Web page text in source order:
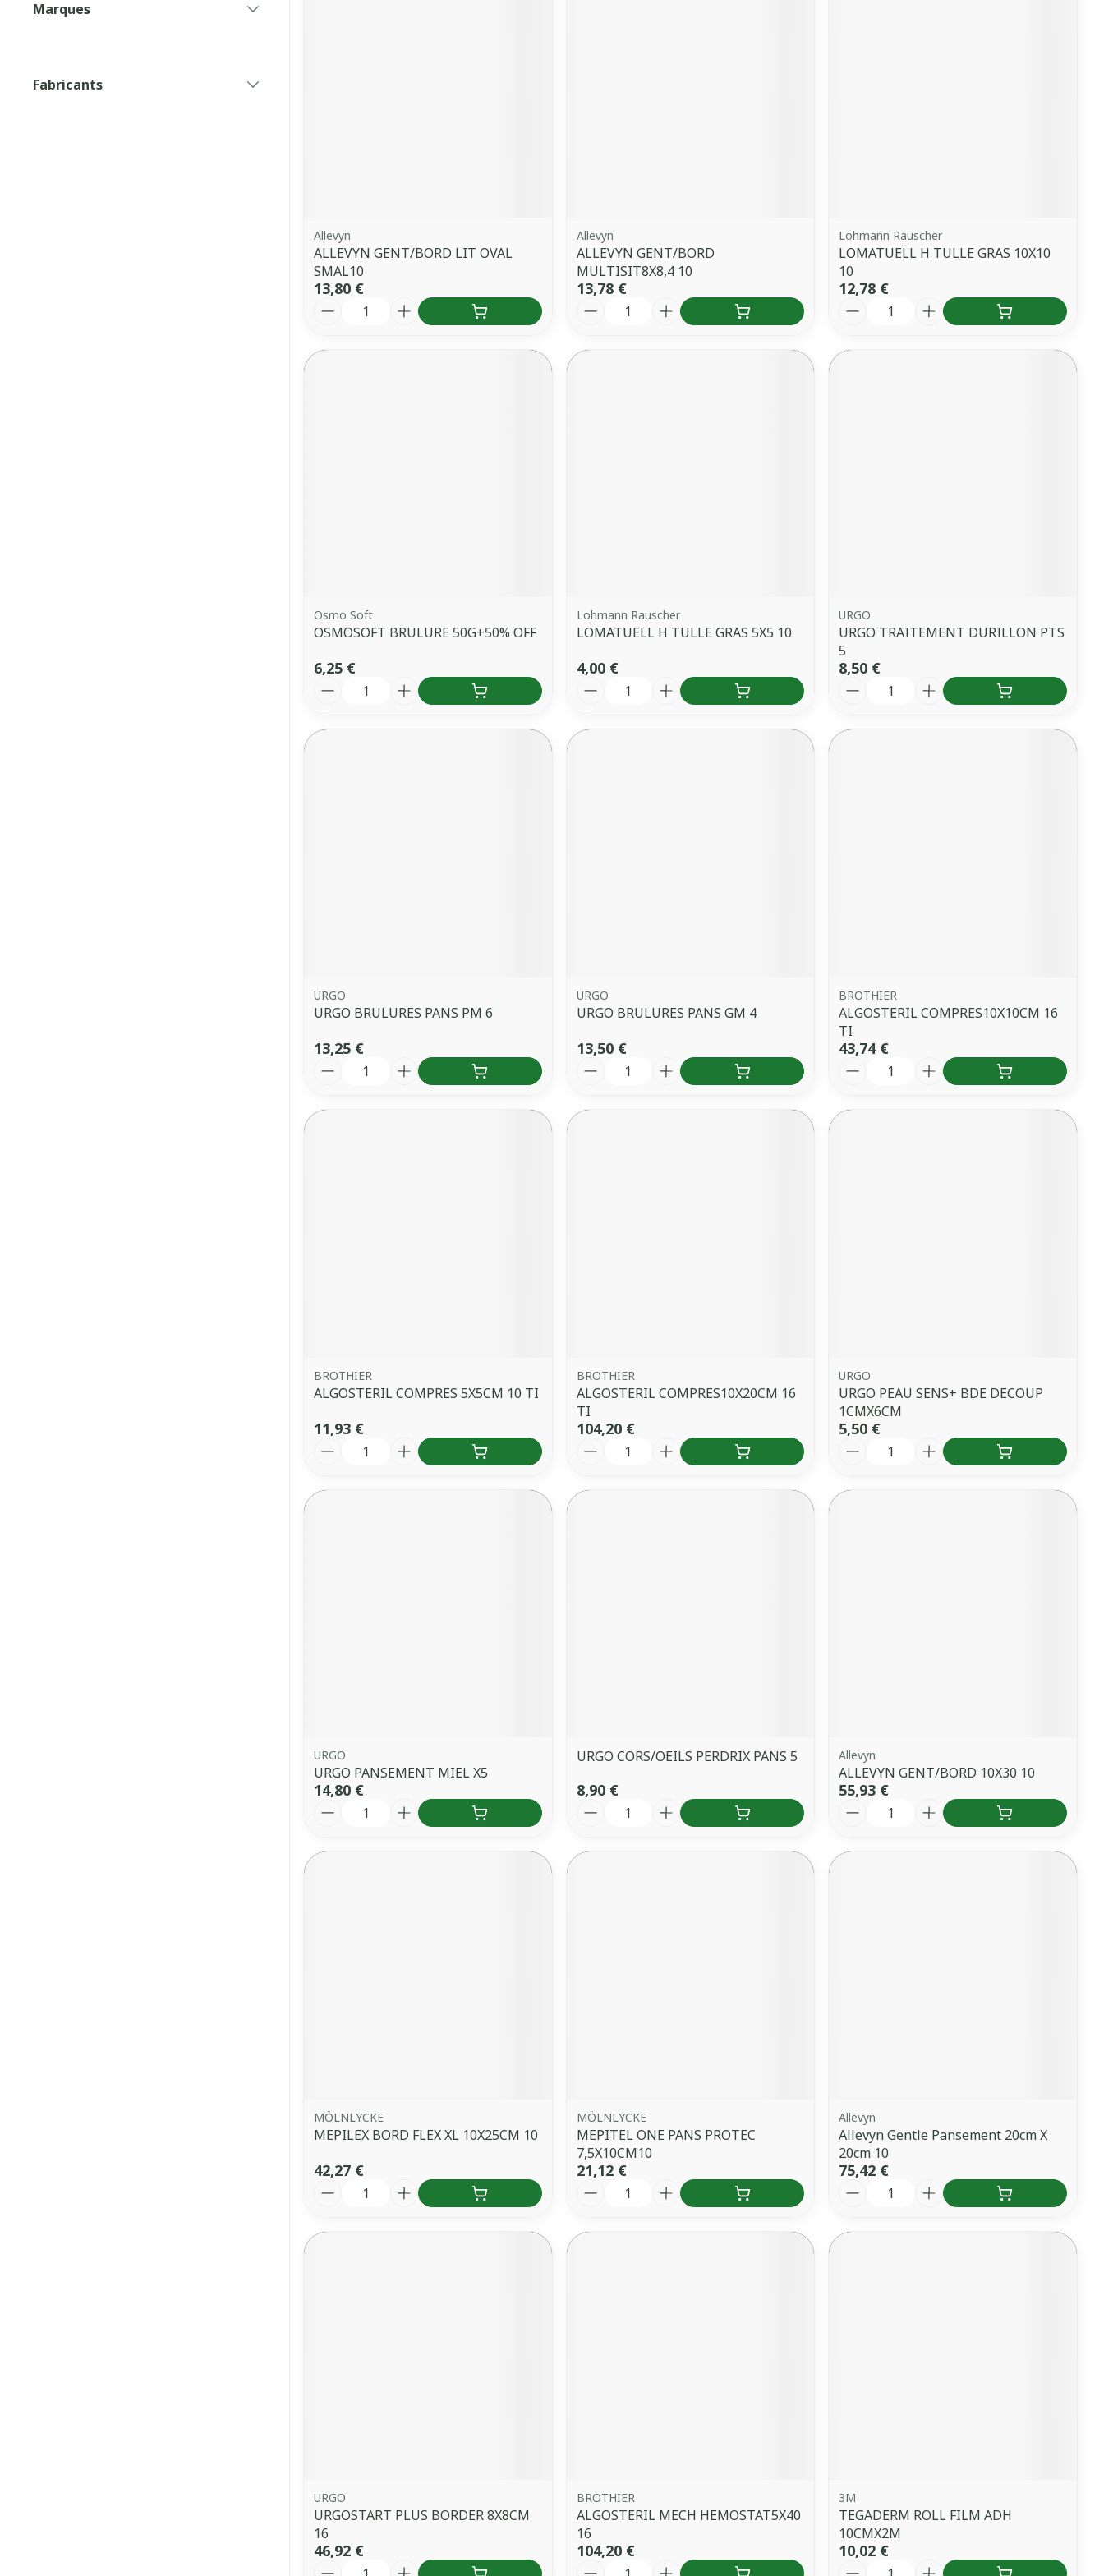
Marques
Fabricants
Allevyn
ALLEVYN GENT/BORD LIT OVAL
SMAL10
13,80 €
Quantité
Allevyn
ALLEVYN GENT/BORD
MULTISIT8X8,4 10
13,78 €
Quantité
Lohmann Rauscher
LOMATUELL H TULLE GRAS 10X10
10
12,78 €
Quantité
Osmo Soft
OSMOSOFT BRULURE 50G+50% OFF
6,25 €
Quantité
Lohmann Rauscher
LOMATUELL H TULLE GRAS 5X5 10
4,00 €
Quantité
URGO
URGO TRAITEMENT DURILLON PTS
5
8,50 €
Quantité
URGO
URGO BRULURES PANS PM 6
13,25 €
Quantité
URGO
URGO BRULURES PANS GM 4
13,50 €
Quantité
BROTHIER
ALGOSTERIL COMPRES10X10CM 16
TI
43,74 €
Quantité
BROTHIER
ALGOSTERIL COMPRES 5X5CM 10 TI
11,93 €
Quantité
BROTHIER
ALGOSTERIL COMPRES10X20CM 16
TI
104,20 €
Quantité
URGO
URGO PEAU SENS+ BDE DECOUP
1CMX6CM
5,50 €
Quantité
URGO
URGO PANSEMENT MIEL X5
14,80 €
Quantité
URGO CORS/OEILS PERDRIX PANS 5
8,90 €
Quantité
Allevyn
ALLEVYN GENT/BORD 10X30 10
55,93 €
Quantité
MÖLNLYCKE
MEPILEX BORD FLEX XL 10X25CM 10
42,27 €
Quantité
MÖLNLYCKE
MEPITEL ONE PANS PROTEC
7,5X10CM10
21,12 €
Quantité
Allevyn
Allevyn Gentle Pansement 20cm X
20cm 10
75,42 €
Quantité
URGO
URGOSTART PLUS BORDER 8X8CM
16
46,92 €
Quantité
BROTHIER
ALGOSTERIL MECH HEMOSTAT5X40
16
104,20 €
Quantité
3M
TEGADERM ROLL FILM ADH
10CMX2M
10,02 €
Quantité